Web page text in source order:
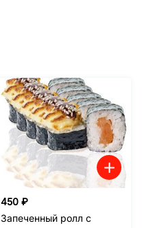
450 ₽
Запеченный ролл с